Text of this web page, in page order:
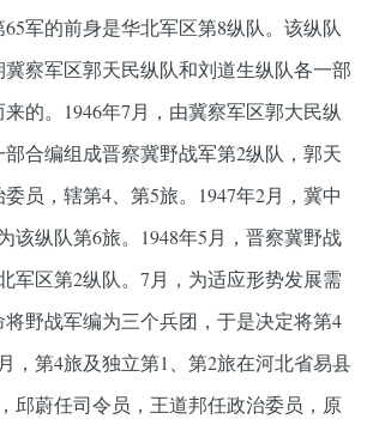
军的前身是华北军区第8纵队。该纵队
察军区郭天民纵队和刘道生纵队各一部
的。1946年7月，由冀察军区郭大民纵
合编组成晋察冀野战军第2纵队，郭天
员，辖第4、第5旅。1947年2月，冀中
该纵队第6旅。1948年5月，晋察冀野战
军区第2纵队。7月，为适应形势发展需
野战军编为三个兵团，于是决定将第4
，第4旅及独立第1、第2旅在河北省易县
邱蔚任司令员，王道邦任政治委员，原